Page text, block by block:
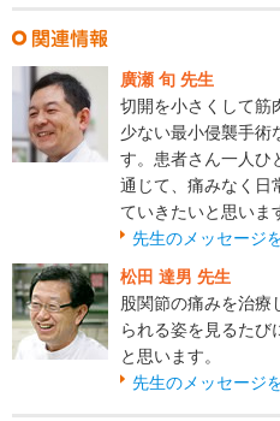
廣瀬 旬 先生
切開を小さくして筋
少ない最小侵襲手術
す。患者さん一人ひ
通じて、痛みなく日
ていきたいと思いま
先生のメッセージ
松田 達男 先生
股関節の痛みを治療
られる姿を見るたび
と思います。
先生のメッセージ